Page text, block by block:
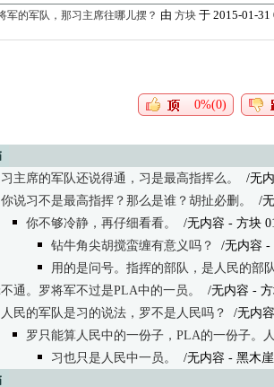
军的军队，那习主席往哪儿摆？ 由 方块 于 2015-01-31
0%(0)
主席的军队还说得通，习是最高指挥么。
/无
你说习不是最高指挥？那么是谁？胡扯必删。
/
你不够冷静，再仔细看看。
/无内容 - 方块
钻牛角尖胡搅蛮缠有意义吗？
/无内容 -
用的是问号。指挥的部队，是人民的部
通。罗将军不过是PLA中的一员。
/无内容 - 方
人民的军队是习的说法，罗不是人民吗？
/无内容
罗只能算人民中的一份子，PLA的一份子。
习也只是人民中一员。
/无内容 - 黑木